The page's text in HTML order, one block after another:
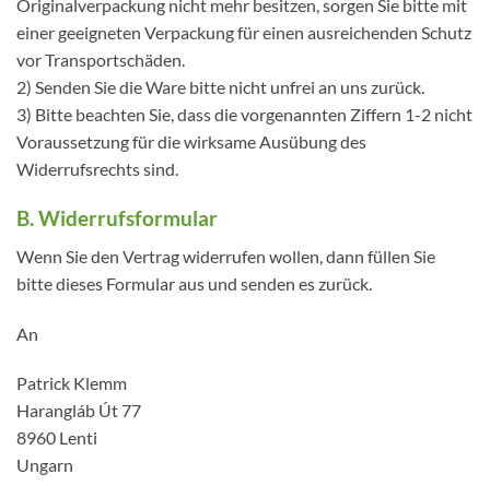
Originalverpackung nicht mehr besitzen, sorgen Sie bitte mit
einer geeigneten Verpackung für einen ausreichenden Schutz
vor Transportschäden.
2) Senden Sie die Ware bitte nicht unfrei an uns zurück.
3) Bitte beachten Sie, dass die vorgenannten Ziffern 1-2 nicht
Voraussetzung für die wirksame Ausübung des
Widerrufsrechts sind.
B. Widerrufsformular
Wenn Sie den Vertrag widerrufen wollen, dann füllen Sie
bitte dieses Formular aus und senden es zurück.
An
Patrick Klemm
Harangláb Út 77
8960 Lenti
Ungarn